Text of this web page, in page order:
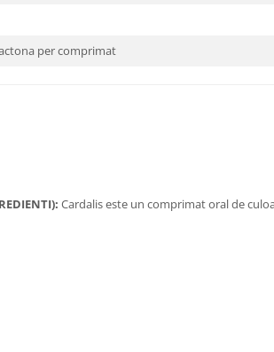
per comprimat
Cardalis este un comprimat oral de